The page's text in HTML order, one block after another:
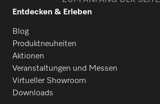
Entdecken & Erleben
Blog
Produktneuheiten
Aktionen
Veranstaltungen und Messen
Virtueller Showroom
Downloads